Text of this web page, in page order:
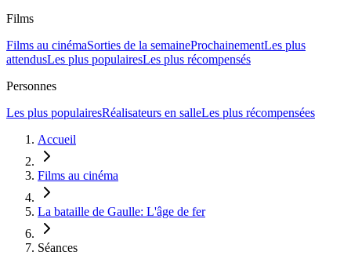
Films
Films au cinémaSorties de la semaineProchainementLes plus
attendusLes plus populairesLes plus récompensés
Personnes
Les plus populairesRéalisateurs en salleLes plus récompensées
Accueil
Films au cinéma
La bataille de Gaulle: L'âge de fer
Séances